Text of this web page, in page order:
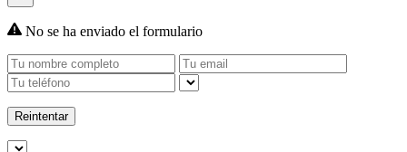
No se ha enviado el formulario
Reintentar